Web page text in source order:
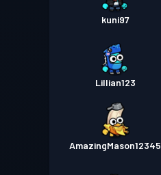
kuni97
Lillian123
AmazingMason12345